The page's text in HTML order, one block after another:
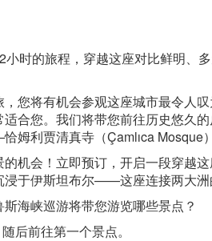
时的旅程，穿越这座对比鲜明、
您将有机会参观这座城市最令人
合您。我们将带您前往历史悠久
利贾清真寺（Çamlıca Mosque
机会！立即预订，开启一段穿越
浸于伊斯坦布尔——这座连接两大
海峡巡游将带您游览哪些景点？
后前往第一个景点。